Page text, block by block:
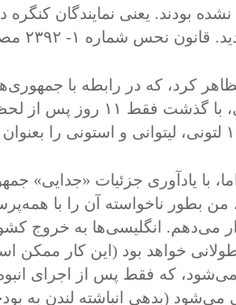
بودند. یعنی نمایندگان کنگره
۵ سپتامبر را می‌توان مبدا حرکت شمرد.
کرد، که در رابطه با
ملل متحد با شتاب
با یادآوری جزئیات «جدایی»
من بطور ناخواسته آن را با
می‌دهم. انگلیسی‌ها به خروج
می‌شود، که فقط پس از اجرای
ارزیابی می‌شود (بدهی انباشته